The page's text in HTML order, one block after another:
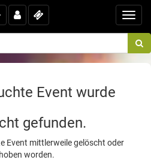
Event wurde
gefunden.
Event mittlerweile gelöscht oder
worden.